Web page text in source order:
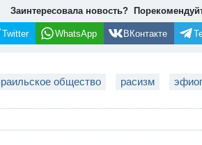
Заинтересовала новость?
Twitter WhatsApp ВКонтакте
общество расизм